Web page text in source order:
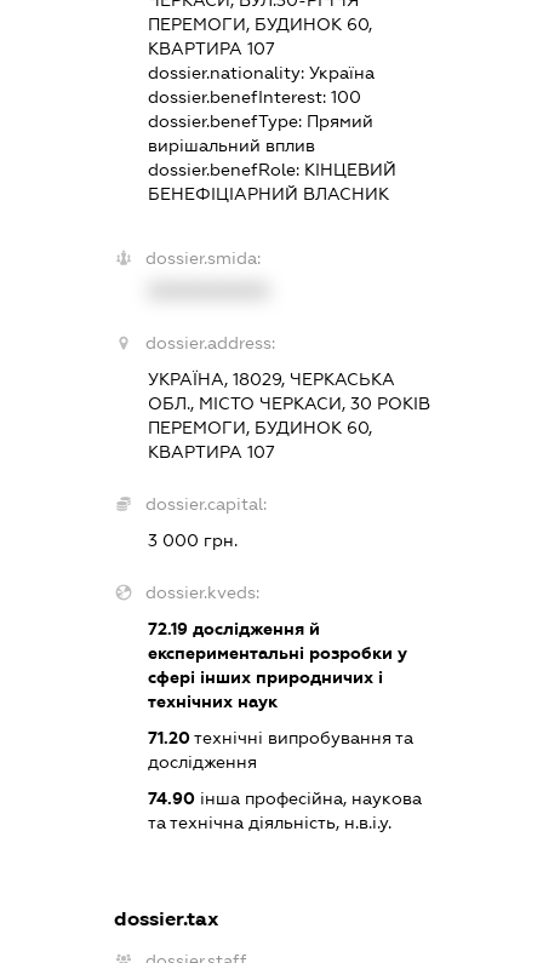
ПЕРЕМОГИ, БУДИНОК 60,
КВАРТИРА 107
dossier.nationality: Україна
dossier.benefInterest: 100
dossier.benefType: Прямий
вирішальний вплив
dossier.benefRole: КІНЦЕВИЙ
БЕНЕФІЦІАРНИЙ ВЛАСНИК
dossier.smida:
dossier.address:
УКРАЇНА, 18029, ЧЕРКАСЬКА
ОБЛ., МІСТО ЧЕРКАСИ, 30 РОКІВ
ПЕРЕМОГИ, БУДИНОК 60,
КВАРТИРА 107
dossier.capital:
3 000 грн.
dossier.kveds:
72.19дослідження й
експериментальні розробки у
сфері інших природничих і
технічних наук
71.20технічні випробування та
дослідження
74.90інша професійна, наукова
та технічна діяльність, н.в.і.у.
dossier.tax